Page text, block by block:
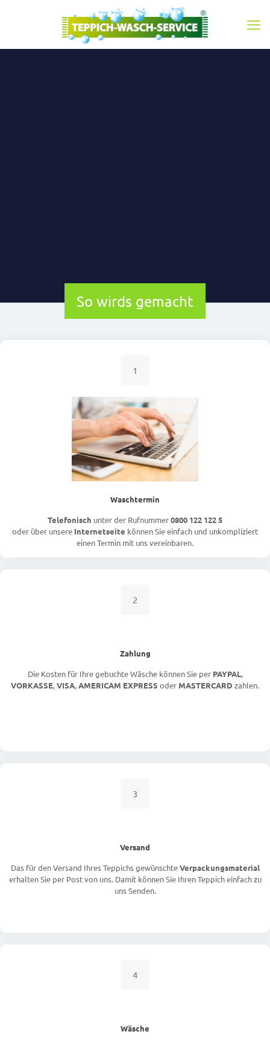
So wirds gemacht
1
Waschtermin
Telefonisch unter der Rufnummer0800 122 122 5
oder über unsere Internetseite können Sie einfach und unkompliziert
einen Termin mit uns vereinbaren.
2
Zahlung
Die Kosten für Ihre gebuchte Wäsche können Sie per PAYPAL,
VORKASSE,VISA,AMERICAM EXPRESS oder MASTERCARD zahlen.
3
Versand
Das für den Versand Ihres Teppichs gewünschteVerpackungsmaterial
erhalten Sie per Post von uns. Damit können Sie Ihren Teppich einfach zu
uns Senden.
4
Wäsche